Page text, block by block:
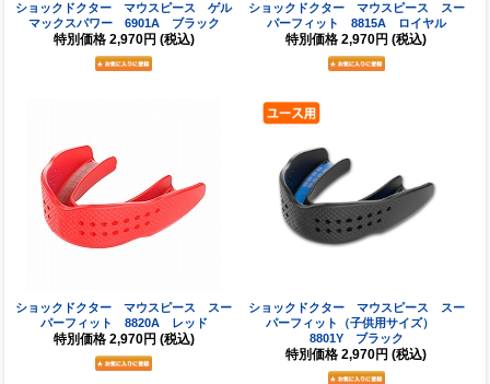
ショックドクター マウスピース ゲル
マックスパワー 6901A ブラック
特別価格 2,970円 (税込)
ショックドクター マウスピース スー
パーフィット 8815A ロイヤル
特別価格 2,970円 (税込)
ショックドクター マウスピース スー
パーフィット 8820A レッド
特別価格 2,970円 (税込)
ショックドクター マウスピース スー
パーフィット（子供用サイズ）
8801Y ブラック
特別価格 2,970円 (税込)